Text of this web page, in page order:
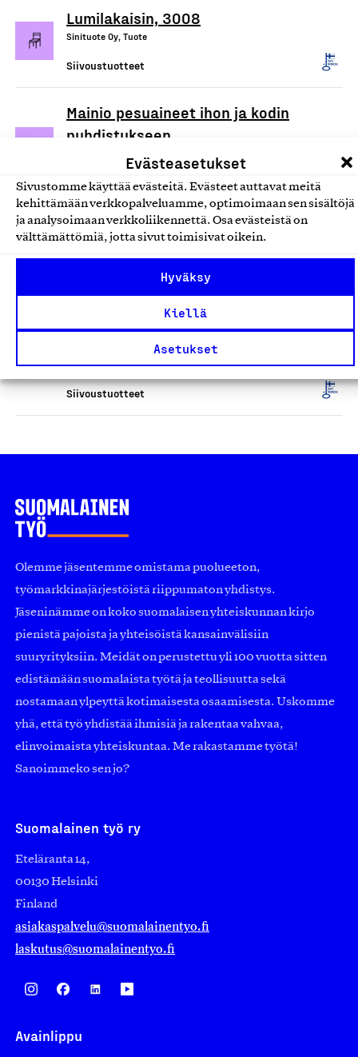
Evästeasetukset
Sivustomme käyttää evästeitä. Evästeet auttavat meitä
kehittämään verkkopalveluamme, optimoimaan sen sisältöjä
ja analysoimaan verkkoliikennettä. Osa evästeistä on
välttämättömiä, jotta sivut toimisivat oikein.
Hyväksy
Kiellä
Asetukset
Lumilakaisin, 3008
Sinituote Oy, Tuote
Siivoustuotteet
Mainio pesuaineet ihon ja kodin
puhdistukseen
Siivoustuotteet
Ecotex/Devteks kuituliinat
Arkivé Care -tahrasaippua
Arkivé Academy Oy, Tuote
Siivoustuotteet
Olemme jäsentemme omistama puolueeton,
työmarkkinajärjestöistä riippumaton yhdistys.
Jäseninämme on koko suomalaisen yhteiskunnan kirjo
pienistä pajoista ja yhteisöistä kansainvälisiin
suuryrityksiin. Meidät on perustettu yli 100 vuotta sitten
edistämään suomalaista työtä ja teollisuutta sekä
nostamaan ylpeyttä kotimaisesta osaamisesta. Uskomme
yhä, että työ yhdistää ihmisiä ja rakentaa vahvaa,
elinvoimaista yhteiskuntaa. Me rakastamme työtä!
Sanoimmeko sen jo?
Suomalainen työ ry
Eteläranta 14,
00130 Helsinki
Finland
asiakaspalvelu@suomalainentyo.fi
laskutus@suomalainentyo.fi
Avainlippu